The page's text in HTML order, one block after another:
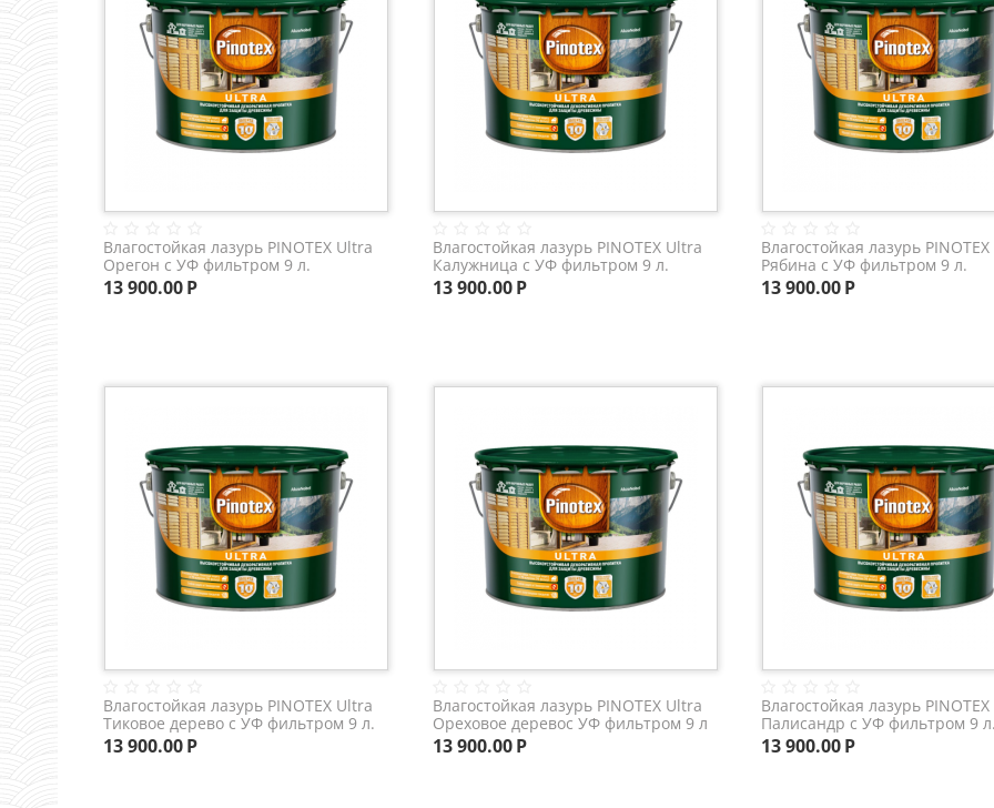
Влагостойкая лазурь PINOTEX Ultra
Орегон с УФ фильтром 9 л.
13 900.00Р
Влагостойкая лазурь PINOTEX Ultra
Калужница с УФ фильтром 9 л.
13 900.00 Р
Влагостойкая лазурь
Рябина с УФ фильтром 9 л.
13 900.00Р
Влагостойкая лазурь PINOTEX Ultra
Тиковое дерево с УФ фильтром 9 л.
13 900.00Р
Влагостойкая лазурь PINOTEX Ultra
Ореховое деревос УФ фильтром 9 л
13 900.00 Р
Влагостойкая лазурь
Палисандр с УФ фильтром 9 л.
13 900.00Р